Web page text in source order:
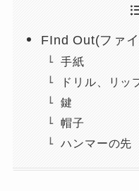
FInd Out(ファ
手紙
ドリル、リッ
鍵
帽子
ハンマーの先